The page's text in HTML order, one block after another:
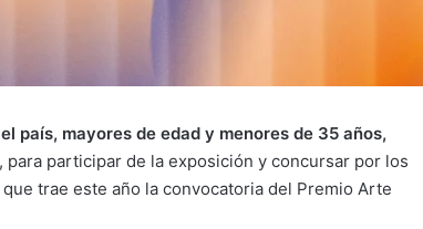
país, mayores de edad y menores de 35 años,
, para participar de la exposición y concursar por los
trae este año la convocatoria del Premio Arte